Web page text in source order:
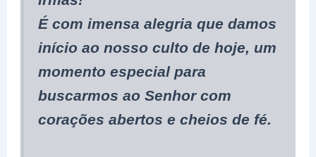
É com imensa alegria que damos
início ao nosso culto de hoje, um
momento especial para
buscarmos ao Senhor com
corações abertos e cheios de fé.